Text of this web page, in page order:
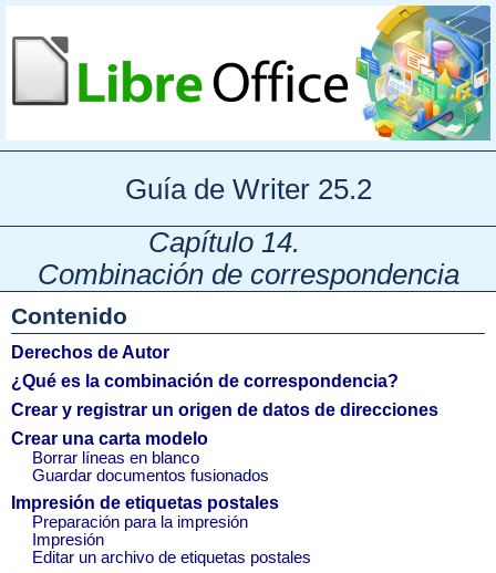
Guía de Writer 25.2
Capítulo 14.
Combinación de correspondencia
Contenido
Derechos de Autor
¿Qué es la combinación de correspondencia?
Crear y registrar un origen de datos de direcciones
Crear una carta modelo
Borrar líneas en blanco
Guardar documentos fusionados
Impresión de etiquetas postales
Preparación para la impresión
Impresión
Editar un archivo de etiquetas postales